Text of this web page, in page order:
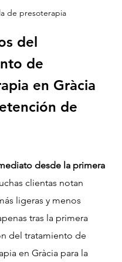
de presoterapia
del
de
en Gràcia
de
desde la primera
clientas notan
ligeras y menos
tras la primera
del tratamiento de
en Gràcia para la